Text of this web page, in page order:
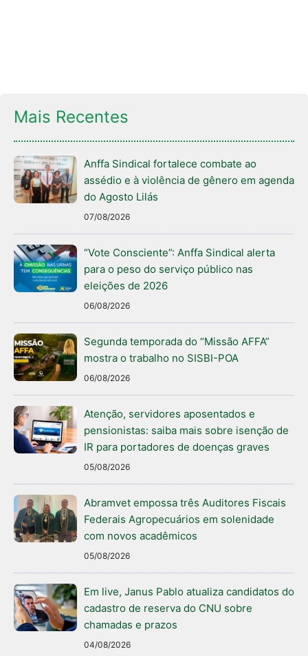
Mais Recentes
Anffa Sindical fortalece combate ao
assédio e à violência de gênero em agenda
do Agosto Lilás
07/08/2026
“Vote Consciente”: Anffa Sindical alerta
para o peso do serviço público nas
eleições de 2026
06/08/2026
Segunda temporada do “Missão AFFA”
mostra o trabalho no SISBI-POA
06/08/2026
Atenção, servidores aposentados e
pensionistas: saiba mais sobre isenção de
IR para portadores de doenças graves
05/08/2026
Abramvet empossa três Auditores Fiscais
Federais Agropecuários em solenidade
com novos acadêmicos
05/08/2026
Em live, Janus Pablo atualiza candidatos do
cadastro de reserva do CNU sobre
chamadas e prazos
04/08/2026